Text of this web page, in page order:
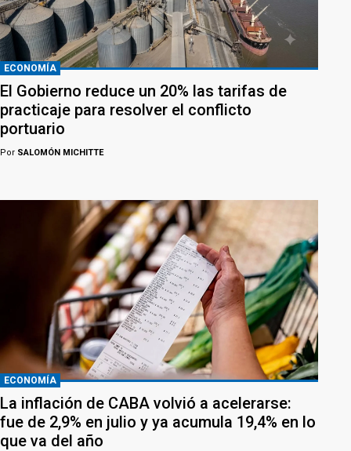
ECONOMÍA
El Gobierno reduce un 20% las tarifas de
practicaje para resolver el conflicto
portuario
Por SALOMÓN MICHITTE
ECONOMÍA
La inflación de CABA volvió a acelerarse:
fue de 2,9% en julio y ya acumula 19,4% en lo
que va del año